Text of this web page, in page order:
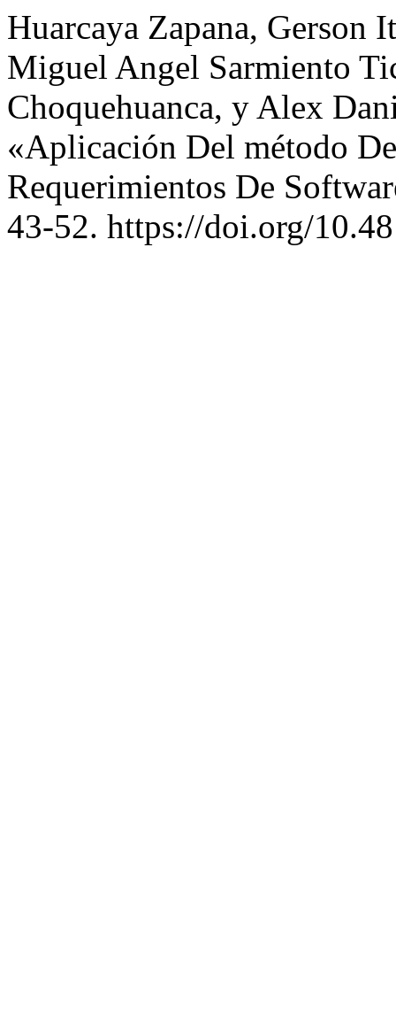
Huarcaya Zapana, Gerson
Miguel Angel Sarmiento
Choquehuanca, y Alex
«Aplicación Del método
Requerimientos De
43-52. https://doi.org/